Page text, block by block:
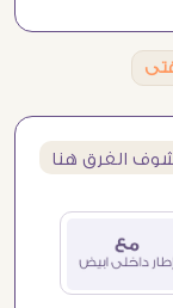
الفرق هنا